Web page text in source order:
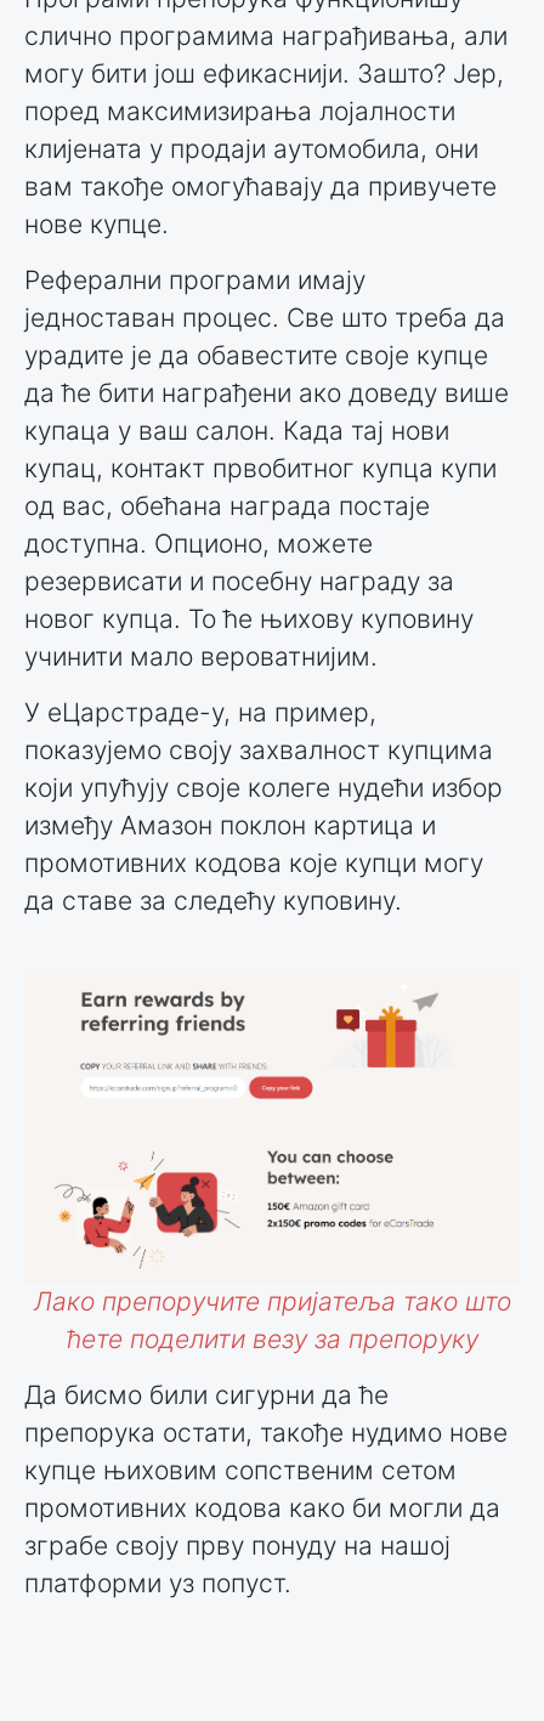
слично програмима награђивања, али
могу бити још ефикаснији. Зашто? Јер,
поред максимизирања лојалности
клијената у продаји аутомобила, они
вам такође омогућавају да привучете
нове купце.
Реферални програми имају
једноставан процес. Све што треба да
урадите је да обавестите своје купце
да ће бити награђени ако доведу више
купаца у ваш салон. Када тај нови
купац, контакт првобитног купца купи
од вас, обећана награда постаје
доступна. Опционо, можете
резервисати и посебну награду за
новог купца. То ће њихову куповину
учинити мало вероватнијим.
У еЦарстраде-у, на пример,
показујемо своју захвалност купцима
који упућују своје колеге нудећи избор
између Амазон поклон картица и
промотивних кодова које купци могу
да ставе за следећу куповину.
Лако препоручите пријатеља тако што
ћете поделити везу за препоруку
Да бисмо били сигурни да ће
препорука остати, такође нудимо нове
купце њиховим сопственим сетом
промотивних кодова како би могли да
зграбе своју прву понуду на нашој
платформи уз попуст.